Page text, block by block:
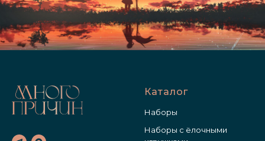
Каталог
Наборы
Наборы с ёлочными